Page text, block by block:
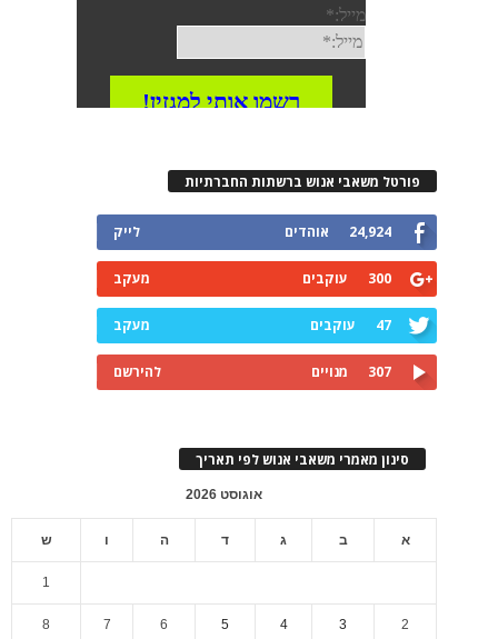
פורטל משאבי אנוש ברשתות החברתיות
24,924 אוהדים לייק
300 עוקבים מעקב
47 עוקבים מעקב
307 מנויים להירשם
סינון מאמרי משאבי אנוש לפי תאריך
אוגוסט 2026
א ב ג ד ה ו ש
1
2
3
4
5
6
7
8